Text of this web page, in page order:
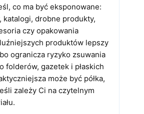
co ma być eksponowane:
katalogi, drobne produkty,
czy opakowania
produktów lepszy
ogranicza ryzyko zsuwania
folderów, gazetek i płaskich
może być półka,
zależy Ci na czytelnym